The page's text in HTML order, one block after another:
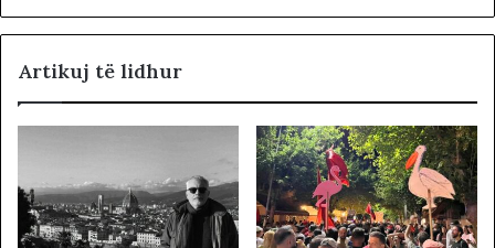
Artikuj të lidhur